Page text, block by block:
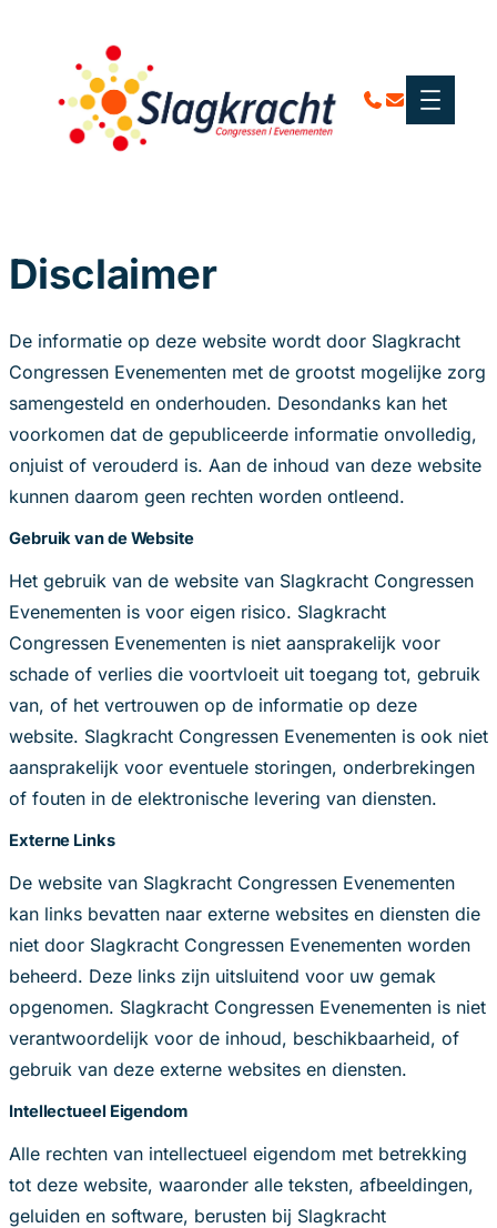
Disclaimer
De informatie op deze website wordt door Slagkracht
Congressen Evenementen met de grootst mogelijke zorg
samengesteld en onderhouden. Desondanks kan het
voorkomen dat de gepubliceerde informatie onvolledig,
onjuist of verouderd is. Aan de inhoud van deze website
kunnen daarom geen rechten worden ontleend.
Gebruik van de Website
Het gebruik van de website van Slagkracht Congressen
Evenementen is voor eigen risico. Slagkracht
Congressen Evenementen is niet aansprakelijk voor
schade of verlies die voortvloeit uit toegang tot, gebruik
van, of het vertrouwen op de informatie op deze
website. Slagkracht Congressen Evenementen is ook niet
aansprakelijk voor eventuele storingen, onderbrekingen
of fouten in de elektronische levering van diensten.
Externe Links
De website van Slagkracht Congressen Evenementen
kan links bevatten naar externe websites en diensten die
niet door Slagkracht Congressen Evenementen worden
beheerd. Deze links zijn uitsluitend voor uw gemak
opgenomen. Slagkracht Congressen Evenementen is niet
verantwoordelijk voor de inhoud, beschikbaarheid, of
gebruik van deze externe websites en diensten.
Intellectueel Eigendom
Alle rechten van intellectueel eigendom met betrekking
tot deze website, waaronder alle teksten, afbeeldingen,
geluiden en software, berusten bij Slagkracht